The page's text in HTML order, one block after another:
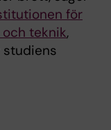
för
teknik,
studiens